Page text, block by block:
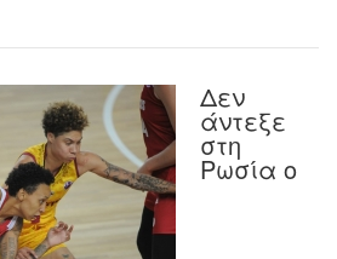
Δεν
άντεξε
στη
Ρωσία ο